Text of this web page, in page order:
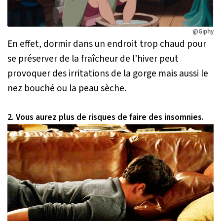
@Giphy
En effet, dormir dans un endroit trop chaud pour
se préserver de la fraîcheur de l’hiver peut
provoquer des irritations de la gorge mais aussi le
nez bouché ou la peau sèche.
2. Vous aurez plus de risques de faire des insomnies.